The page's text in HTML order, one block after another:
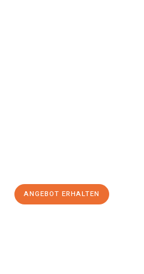
ANGEBOT ERHALTEN